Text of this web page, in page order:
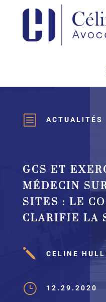
b ACTUALITÉS
GCS ET
MÉDECIN
SITES : LE
CLARIFIE LA
j CELINE
} 12.29.2020